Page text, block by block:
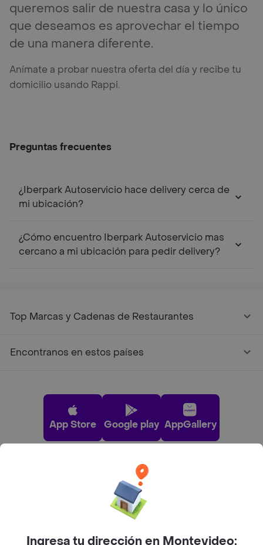
queremos salir de nuestra casa y lo único
que deseamos es aprovechar el tiempo
de una manera diferente.
Anímate a probar nuestra oferta del día y recibe tu
domicilio usando Rappi.
Preguntas frecuentes
¿Iberpark Autoservicio hace delivery cerca de
mi ubicación?
¿Cómo encuentro Iberpark Autoservicio mas
cercano a mi ubicación para pedir delivery?
Top Marcas y Cadenas de Restaurantes
Encontranos en estos países
App Store Google play AppGallery
Pide tu comida favorita cerca de ti
Ingresa tu dirección en Montevideo: